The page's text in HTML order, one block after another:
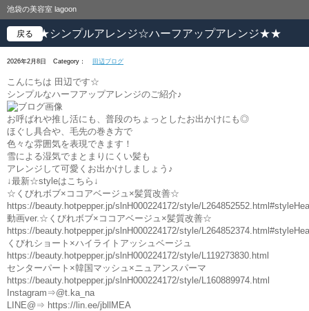
池袋の美容室 lagoon
★★シンプルアレンジ☆ハーフアップアレンジ★★
戻る
2026年2月8日 Category： 田辺ブログ
こんにちは 田辺です☆
シンプルなハーフアップアレンジのご紹介♪
お呼ばれや推し活にも、普段のちょっとしたお出かけにも◎
ほぐし具合や、毛先の巻き方で
色々な雰囲気を表現できます！
雪による湿気でまとまりにくい髪も
アレンジして可愛くお出かけしましょう♪
↓最新☆styleはこちら↓
☆くびれボブ×ココアベージュ×髪質改善☆
https://beauty.hotpepper.jp/slnH000224172/style/
動画ver.☆くびれボブ×ココアベージュ×髪質改善☆
https://beauty.hotpepper.jp/slnH000224172/style/
くびれショート×ハイライトアッシュベージュ
https://beauty.hotpepper.jp/slnH000224172/style/L119273830.html
センターパート×韓国マッシュ×ニュアンスパーマ
https://beauty.hotpepper.jp/slnH000224172/style/L160889974.html
Instagram⇒@t.ka_na
LINE@⇒ https://lin.ee/jbllMEA